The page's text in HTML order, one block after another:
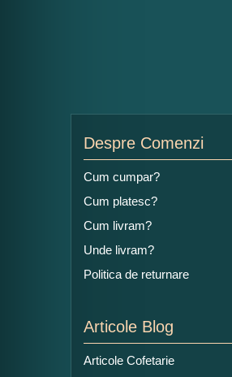
Despre Comenzi
Cum cumpar?
Cum platesc?
Cum livram?
Unde livram?
Politica de returnare
Articole Blog
Articole Cofetarie